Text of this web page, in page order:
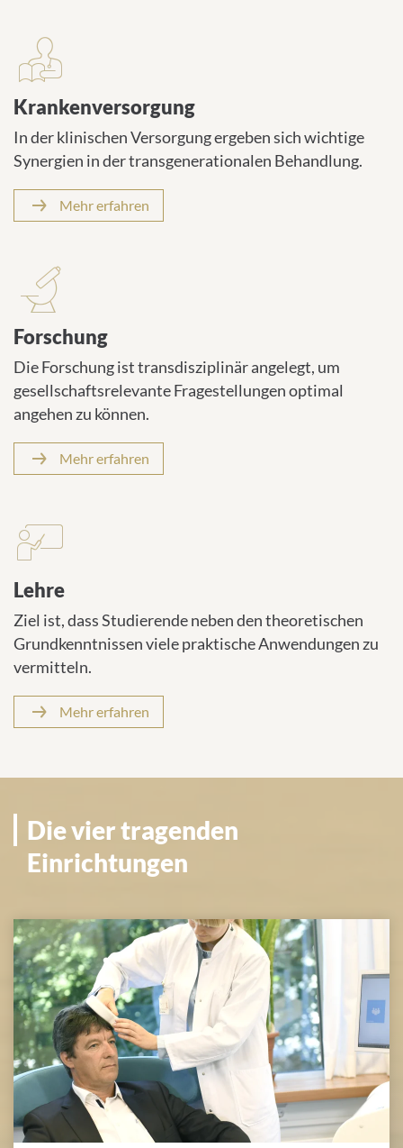
Krankenversorgung
In der klinischen Versorgung ergeben sich wichtige
Synergien in der transgenerationalen Behandlung.
Mehr erfahren
Forschung
Die Forschung ist transdisziplinär angelegt, um
gesellschaftsrelevante Fragestellungen optimal
angehen zu können.
Mehr erfahren
Lehre
Ziel ist, dass Studierende neben den theoretischen
Grundkenntnissen viele praktische Anwendungen zu
vermitteln.
Mehr erfahren
Die vier tragenden
Einrichtungen